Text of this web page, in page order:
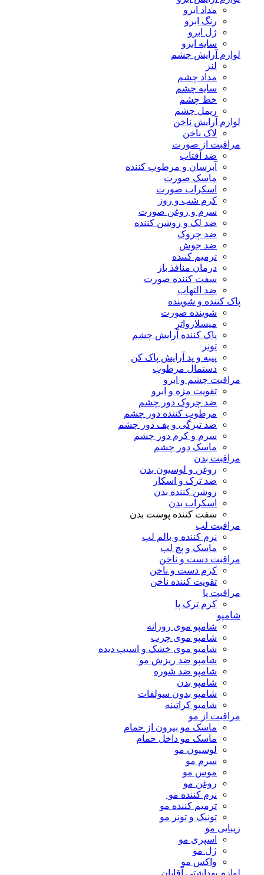
مداد ابرو
رنگ ابرو
ژل ابرو
سایه ابرو
لوازم آرایش چشم
لنز
مداد چشم
سایه چشم
خط چشم
ریمل چشم
لوازم آرایش ناخن
لاک ناخن
مراقبت از صورت
ضد آفتاب
آبرسان و مرطوب کننده
ماسک صورت
اسکراب صورت
کرم شب و روز
سرم و روغن صورت
ضد لک و روشن کننده
ضد چروک
ضد جوش
ترمیم کننده
درمان منافذ باز
سفت کننده صورت
ضد التهاب
پاک کننده و شوینده
شوینده صورت
میسلارواتر
پاک کننده آرایش چشم
تونر
پنبه و پد آرایش پاک کن
دستمال مرطوب
مراقبت چشم و ابرو
تقویت مژه و ابرو
ضد چروک دور چشم
مرطوب کننده دور چشم
ضد تیرگی و پف دور چشم
سرم و کرم دور چشم
ماسک دور چشم
مراقبت بدن
روغن و لوسیون بدن
ضد ترک و اسکار
روشن کننده بدن
اسکراب بدن
سفت کننده پوست بدن
مراقبت لب
نرم کننده و بالم لب
ماسک و پچ لب
مراقبت دست و ناخن
کرم دست و ناخن
تقویت کننده ناخن
مراقبت پا
کرم ترک پا
شامپو
شامپو موی روزانه
شامپو موی چرب
شامپو موی خشک و اسیب دیده
شامپو ضد ریزش مو
شامپو ضد شوره
شامپو بدن
شامپو بدون سولفات
شامپو کراتینه
مراقبت از مو
ماسک مو بیرون از حمام
ماسک مو داخل حمام
لوسیون مو
سرم مو
موس مو
روغن مو
نرم کننده مو
ترمیم کننده مو
تونیک و تونر مو
زیبایی مو
اسپری مو
ژل مو
واکس مو
لوازم بهداشتی آقایان